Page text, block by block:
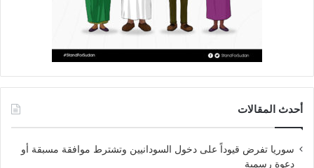
أحدث المقالات
سوريا تفرض قيوداً على دخول السودانيين وتشترط موافقة مسبقة أو
دعوة رسمية